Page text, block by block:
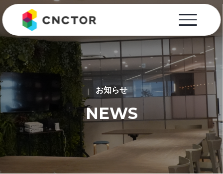
お知らせ
NEWS